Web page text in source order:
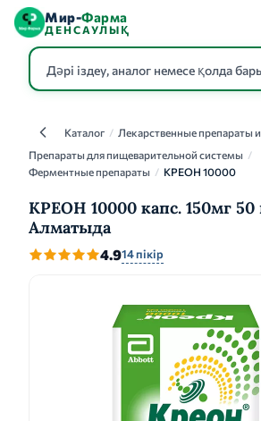
Мир-Фарма
ДЕНСАУЛЫҚ
КаталогКаталог / Лекарственные препараты
Препараты для пищеварительной системы /
Ферментные препараты / КРЕОН 10000
КРЕОН 10000 капс. 150мг
Алматыда
4.914 пікір